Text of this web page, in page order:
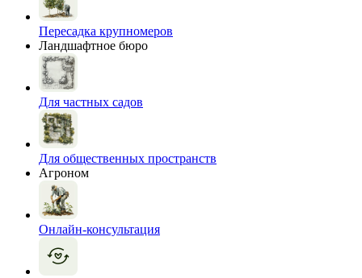
Пересадка крупномеров
Ландшафтное бюро
Для частных садов
Для общественных пространств
Агроном
Онлайн-консультация